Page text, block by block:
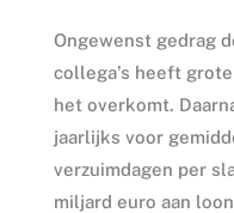
Ongewenst gedrag
collega’s heeft
het overkomt.
jaarlijks voor
verzuimdagen per
miljard euro aan